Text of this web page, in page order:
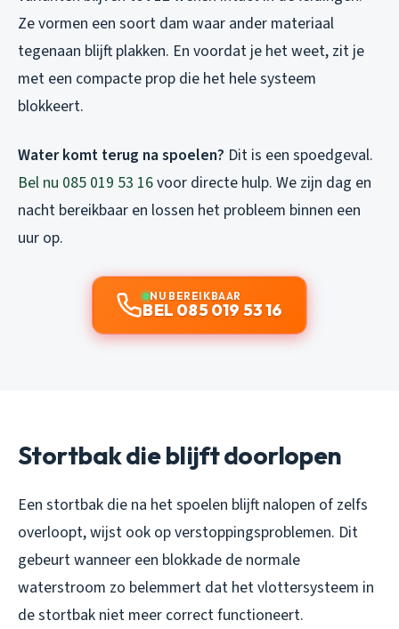
Ze vormen een soort dam waar ander materiaal
tegenaan blijft plakken. En voordat je het weet, zit je
met een compacte prop die het hele systeem
blokkeert.
Water komt terug na spoelen? Dit is een spoedgeval.
Bel nu 085 019 53 16voor directe hulp. We zijn dag en
nacht bereikbaar en lossen het probleem binnen een
uur op.
NU BEREIKBAAR
BEL 085 019 53 16
Stortbak die blijft doorlopen
Een stortbak die na het spoelen blijft nalopen of zelfs
overloopt, wijst ook op verstoppingsproblemen. Dit
gebeurt wanneer een blokkade de normale
waterstroom zo belemmert dat het vlottersysteem in
de stortbak niet meer correct functioneert.